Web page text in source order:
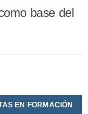
base del
EN FORMACIÓN